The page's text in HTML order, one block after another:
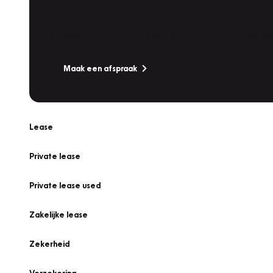
Maak een afspraak
Lease
Private lease
Private lease used
Zakelijke lease
Zekerheid